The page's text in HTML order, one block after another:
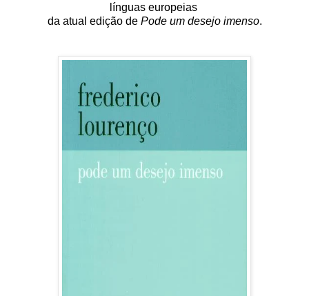
línguas europeias
da atual edição de Pode um desejo imenso.